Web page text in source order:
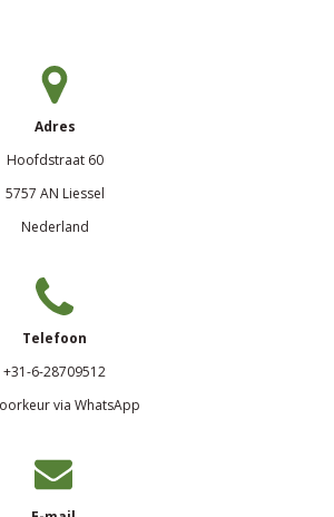
Adres
Hoofdstraat 60
5757 AN Liessel
Nederland
Telefoon
+31-6-28709512
via WhatsApp